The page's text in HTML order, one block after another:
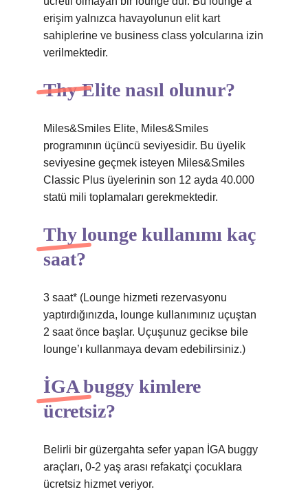
erişim yalnızca havayolunun elit kart
sahiplerine ve business class yolcularına izin
verilmektedir.
Thy Elite nasıl olunur?
Miles&Smiles Elite, Miles&Smiles
programının üçüncü seviyesidir. Bu üyelik
seviyesine geçmek isteyen Miles&Smiles
Classic Plus üyelerinin son 12 ayda 40.000
statü mili toplamaları gerekmektedir.
Thy lounge kullanımı kaç
saat?
3 saat* (Lounge hizmeti rezervasyonu
yaptırdığınızda, lounge kullanımınız uçuştan
2 saat önce başlar. Uçuşunuz gecikse bile
lounge’ı kullanmaya devam edebilirsiniz.)
İGA buggy kimlere
ücretsiz?
Belirli bir güzergahta sefer yapan İGA buggy
araçları, 0-2 yaş arası refakatçi çocuklara
ücretsiz hizmet veriyor.